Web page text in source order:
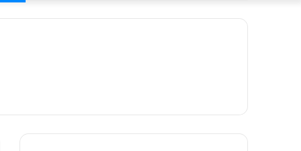
for